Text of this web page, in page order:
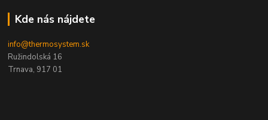
Kde nás nájdete
info@thermosystem.sk
Ružindolská 16
Trnava, 917 01